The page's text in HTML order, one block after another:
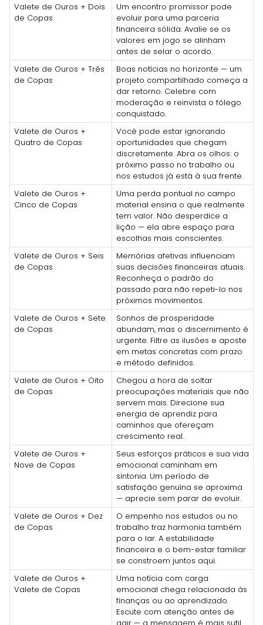
Valete de Ouros + Dois
de Copas
Um encontro promissor pode
evoluir para uma parceria
financeira sólida. Avalie se os
valores em jogo se alinham
antes de selar o acordo.
Valete de Ouros + Três
de Copas
Boas notícias no horizonte — um
projeto compartilhado começa a
dar retorno. Celebre com
moderação e reinvista o fôlego
conquistado.
Valete de Ouros +
Quatro de Copas
Você pode estar ignorando
oportunidades que chegam
discretamente. Abra os olhos: o
próximo passo no trabalho ou
nos estudos já está à sua frente.
Valete de Ouros +
Cinco de Copas
Uma perda pontual no campo
material ensina o que realmente
tem valor. Não desperdice a
lição — ela abre espaço para
escolhas mais conscientes.
Valete de Ouros + Seis
de Copas
Memórias afetivas influenciam
suas decisões financeiras atuais.
Reconheça o padrão do
passado para não repeti-lo nos
próximos movimentos.
Valete de Ouros + Sete
de Copas
Sonhos de prosperidade
abundam, mas o discernimento é
urgente. Filtre as ilusões e aposte
em metas concretas com prazo
e método definidos.
Valete de Ouros + Oito
de Copas
Chegou a hora de soltar
preocupações materiais que não
servem mais. Direcione sua
energia de aprendiz para
caminhos que ofereçam
crescimento real.
Valete de Ouros +
Nove de Copas
Seus esforços práticos e sua vida
emocional caminham em
sintonia. Um período de
satisfação genuína se aproxima
— aprecie sem parar de evoluir.
Valete de Ouros + Dez
de Copas
O empenho nos estudos ou no
trabalho traz harmonia também
para o lar. A estabilidade
financeira e o bem-estar familiar
se constroem juntos aqui.
Valete de Ouros +
Valete de Copas
Uma notícia com carga
emocional chega relacionada às
finanças ou ao aprendizado.
Escute com atenção antes de